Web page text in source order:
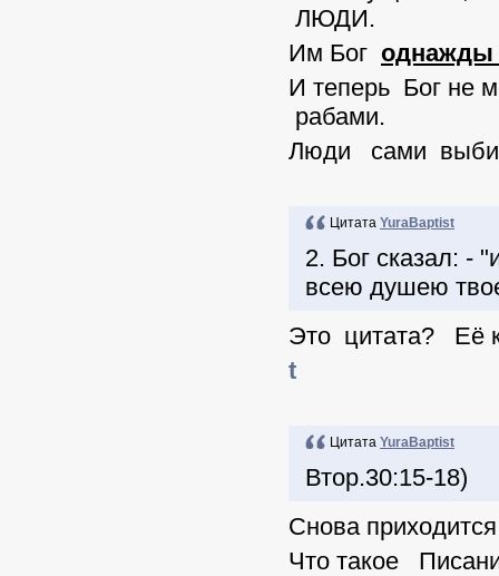
ЛЮДИ.
Им Бог
И теперь Бог не
рабами.
Люди сами
Цитата YuraBaptist
2. Бог сказал: -
всею душею
Это цитата? Её
t
Цитата YuraBaptist
Втор.30:15-18)
Снова
Что такое